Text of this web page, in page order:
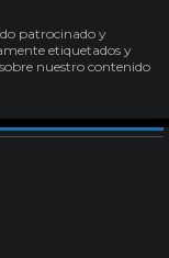
patrocinado y
etiquetados y
nuestro contenido